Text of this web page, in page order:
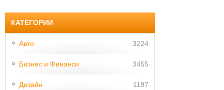
КАТЕГОРИИ
Авто 3224
Бизнес и Финанси 3455
Дизайн 1197